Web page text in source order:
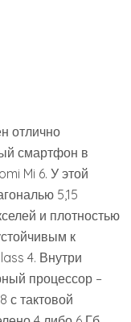
отлично
смартфон в
Mi 6. У этой
5,15
и плотностью
к
4. Внутри
процессор –
с тактовой